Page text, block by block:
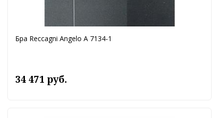
Бра Reccagni Angelo A 7134-1
34 471 руб.